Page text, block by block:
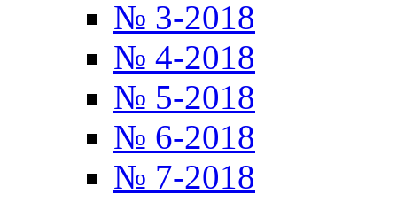
№ 3-2018
№ 4-2018
№ 5-2018
№ 6-2018
№ 7-2018